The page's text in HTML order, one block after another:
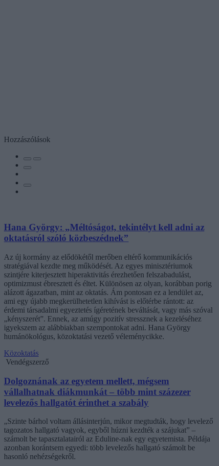
Hozzászólások
Hana György: „Méltóságot, tekintélyt kell adni az
oktatásról szóló közbeszédnek”
Az új kormány az elődökétől merőben eltérő kommunikációs
stratégiával kezdte meg működését. Az egyes minisztériumok
szintjére kiterjesztett hiperaktivitás érezhetően felszabadulást,
optimizmust ébresztett és éltet. Különösen az olyan, korábban porig
alázott ágazatban, mint az oktatás. Ám pontosan ez a lendület az,
ami egy újabb megkerülhetetlen kihívást is előtérbe rántott: az
érdemi társadalmi egyeztetés ígéretének beváltását, vagy más szóval
„kényszerét”. Ennek, az amúgy pozitív stressznek a kezeléséhez
igyekszem az alábbiakban szempontokat adni. Hana György
humánökológus, közoktatási vezető véleménycikke.
Közoktatás
Vendégszerző
Dolgoznának az egyetem mellett, mégsem
vállalhatnak diákmunkát – több mint százezer
levelezős hallgatót érinthet a szabály
„Szinte bárhol voltam állásinterjún, mikor megtudták, hogy levelező
tagozatos hallgató vagyok, egyből húzni kezdték a szájukat” –
számolt be tapasztalatairól az Eduline-nak egy egyetemista. Példája
azonban korántsem egyedi: több levelezős hallgató számolt be
hasonló nehézségekről.